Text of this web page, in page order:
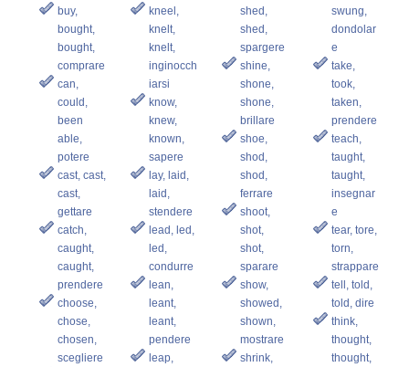
buy,
bought,
bought,
comprare
can,
could,
been
able,
potere
cast, cast,
cast,
gettare
catch,
caught,
caught,
prendere
choose,
chose,
chosen,
scegliere
kneel,
knelt,
knelt,
inginocch
iarsi
know,
knew,
known,
sapere
lay, laid,
laid,
stendere
lead, led,
led,
condurre
lean,
leant,
leant,
pendere
leap,
shed,
shed,
spargere
shine,
shone,
shone,
brillare
shoe,
shod,
shod,
ferrare
shoot,
shot,
shot,
sparare
show,
showed,
shown,
mostrare
shrink,
swung,
dondolar
e
take,
took,
taken,
prendere
teach,
taught,
taught,
insegnar
e
tear, tore,
torn,
strappare
tell, told,
told, dire
think,
thought,
thought,